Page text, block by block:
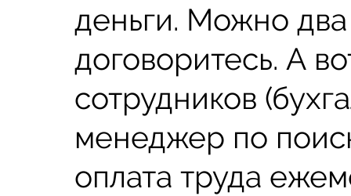
деньги. Можно два
договоритесь. А
сотрудников
менеджер по
оплата труда